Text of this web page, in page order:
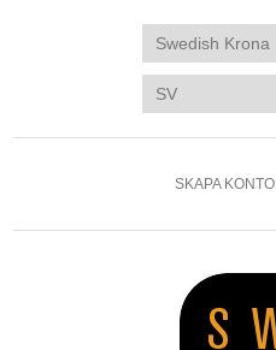
SKAPA KONTO